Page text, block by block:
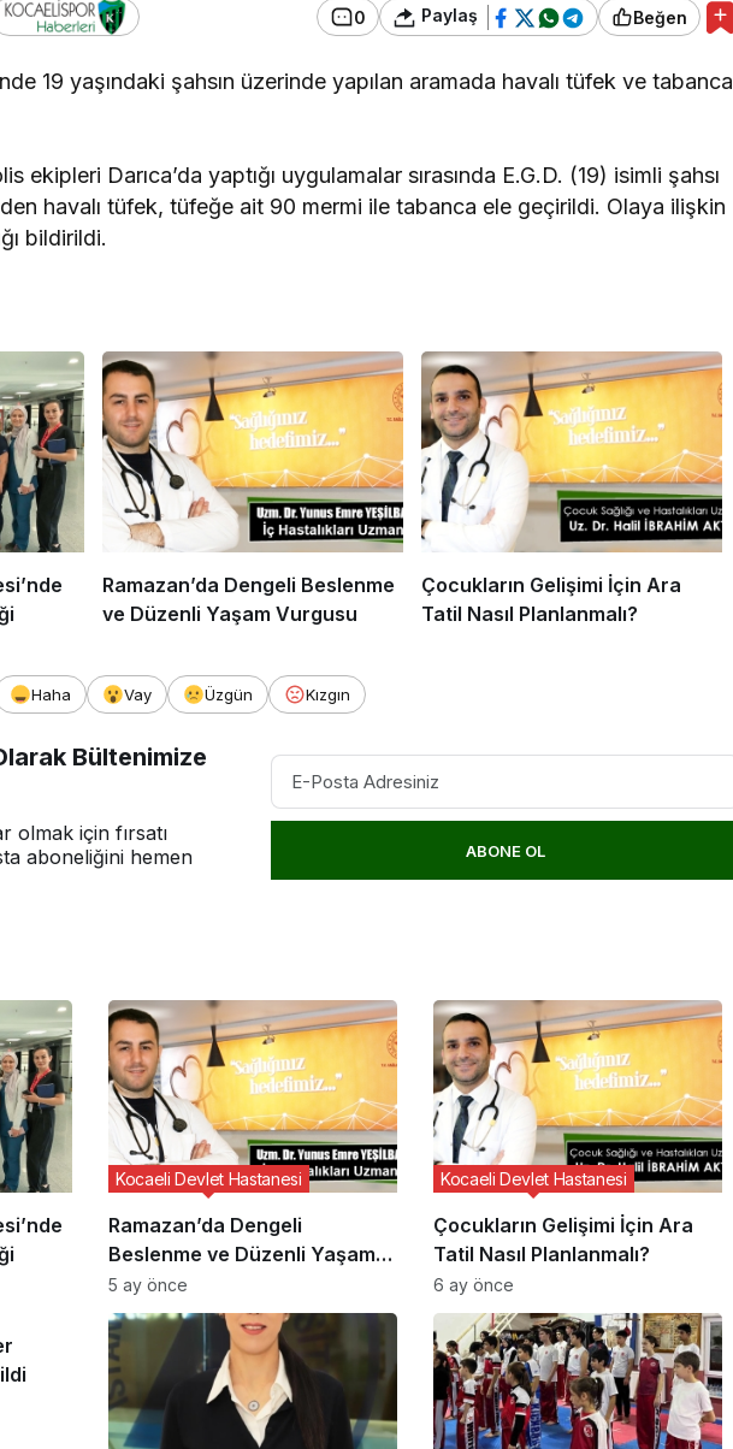
0 Paylaş Beğen
19 yaşındaki şahsın üzerinde yapılan aramada havalı tüfek ve tabanca
ekipleri Darıca’da yaptığı uygulamalar sırasında E.G.D. (19) isimli şahsı
havalı tüfek, tüfeğe ait 90 mermi ile tabanca ele geçirildi. Olaya ilişkin
bildirildi.
Ramazan’da Dengeli Beslenme
ve Düzenli Yaşam Vurgusu
Çocukların Gelişimi İçin Ara
Tatil Nasıl Planlanmalı?
Haha Vay Üzgün Kızgın
Bültenimize
olmak için fırsatı
aboneliğini hemen
ABONE OL
Ramazan’da Dengeli
Beslenme ve Düzenli Yaşam
Vurgusu
Kocaeli Devlet Hastanesi
5 ay önce
Çocukların Gelişimi İçin Ara
Tatil Nasıl Planlanmalı?
Kocaeli Devlet Hastanesi
6 ay önce
Kocaeli Devlet
Haftası Etkinliği
Ramazan’da Dengeli
Yaşam Vurgusu